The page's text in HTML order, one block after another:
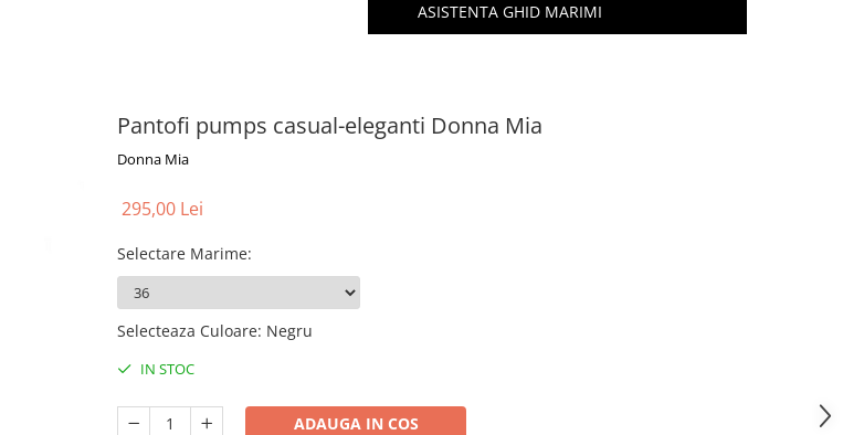
ASISTENTA GHID MARIMI
Pantofi pumps casual-eleganti Donna Mia
Donna Mia
295,00 Lei
Selectare Marime:
Selecteaza Culoare: Negru
IN STOC
ADAUGA IN COS